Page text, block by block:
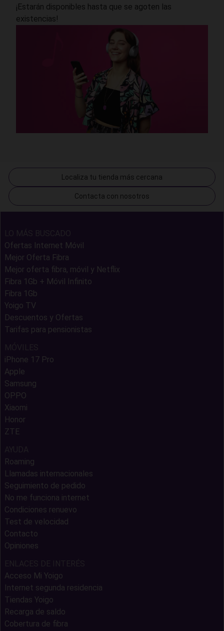
¡Estarán disponibles hasta que se agoten las
existencias!
Localiza tu tienda más cercana
Contacta con nosotros
Ofertas Internet Móvil
Mejor Oferta Fibra
Mejor oferta fibra, móvil y Netflix
Fibra 1Gb + Móvil Infinito
Fibra 1Gb
Yoigo TV
Descuentos y Ofertas
Tarifas para pensionistas
iPhone 17 Pro
Apple
Samsung
OPPO
Xiaomi
Honor
ZTE
Roaming
Llamadas internacionales
Seguimiento de pedido
No me funciona internet
Condiciones renuevo
Test de velocidad
Contacto
Opiniones
Acceso Mi Yoigo
Internet segunda residencia
Tiendas Yoigo
Recarga de saldo
Cobertura de fibra